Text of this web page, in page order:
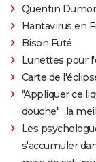
Quentin
Hantavirus en
Bison Futé
Lunettes pour
Carte de
"Appliquer ce
douche" : la
Les
s'accumuler